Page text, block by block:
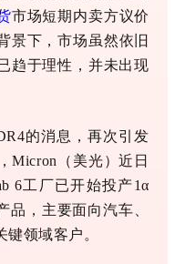
市场短期内卖方议价
景下，市场虽然依旧
趋于理性，并未出现
的消息，再次引发
Micron（美光）近日
6工厂已开始投产1α
品，主要面向汽车、
领域客户。